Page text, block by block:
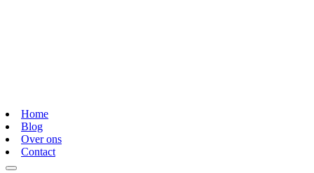
Home
Blog
Over ons
Contact